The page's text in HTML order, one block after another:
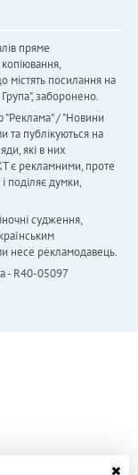
пряме
містять посилання на
заборонено.
"Реклама" / "Новини
та публікуються на
які в них
є рекламними, проте
поділяє думки,
судження,
несе рекламодавець.
- R40-05097